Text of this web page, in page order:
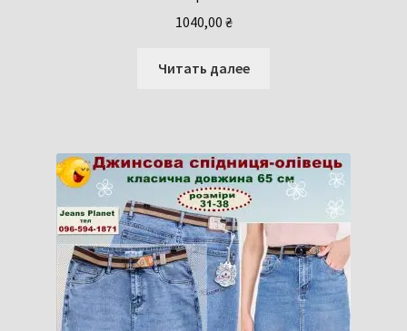
1040,00 ₴
Читать далее